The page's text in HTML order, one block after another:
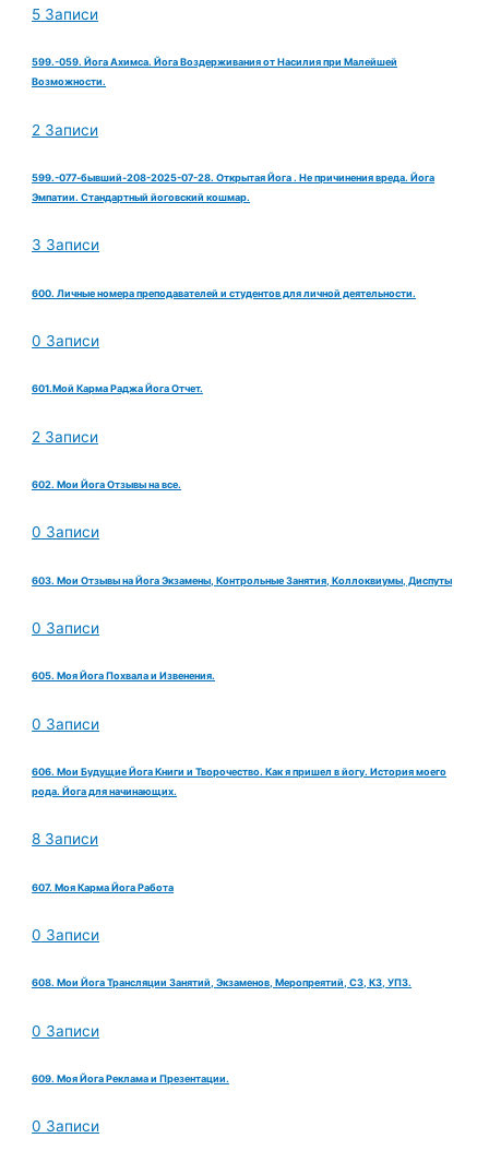
5 Записи
599.-059. Йога Ахимса. Йога Воздерживания от Насилия при Малейшей
Возможности.
2 Записи
599.-077-бывший-208-2025-07-28. Открытая Йога . Не причинения вреда. Йога
Эмпатии. Стандартный йоговский кошмар.
3 Записи
600. Личные номера преподавателей и студентов для личной деятельности.
0 Записи
601.Мой Карма Раджа Йога Отчет.
2 Записи
602. Мои Йога Отзывы на все.
0 Записи
603. Мои Отзывы на Йога Экзамены, Контрольные Занятия, Коллоквиумы, Диспуты
0 Записи
605. Моя Йога Похвала и Извенения.
0 Записи
606. Мои Будущие Йога Книги и Творочество. Как я пришел в йогу. История моего
рода. Йога для начинающих.
8 Записи
607. Моя Карма Йога Работа
0 Записи
608. Мои Йога Трансляции Занятий, Экзаменов, Меропреятий, СЗ, КЗ, УПЗ.
0 Записи
609. Моя Йога Реклама и Презентации.
0 Записи